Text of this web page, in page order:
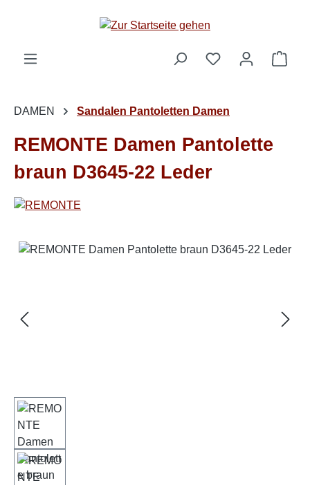
Zum Hauptinhalt springen
DAMEN Sandalen Pantoletten Damen
REMONTE Damen Pantolette
braun D3645-22 Leder
Bildergalerie überspringen